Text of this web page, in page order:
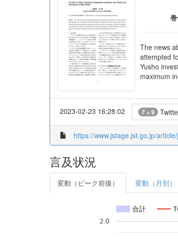
The news
attempted
Yusho
maximum
2023-02-23 16:28:02 7 + 9
https://www.jstage.jst.go.jp/
言及状況
変動（ピーク前後） 変動（月別）
合計
2.0